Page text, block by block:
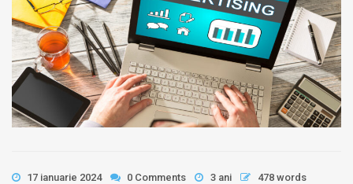
17 ianuarie 2024 0 Comments 3 ani 478 words